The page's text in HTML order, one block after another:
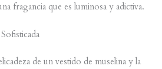
fragancia que es luminosa y adictiva.
de un vestido de muselina y la